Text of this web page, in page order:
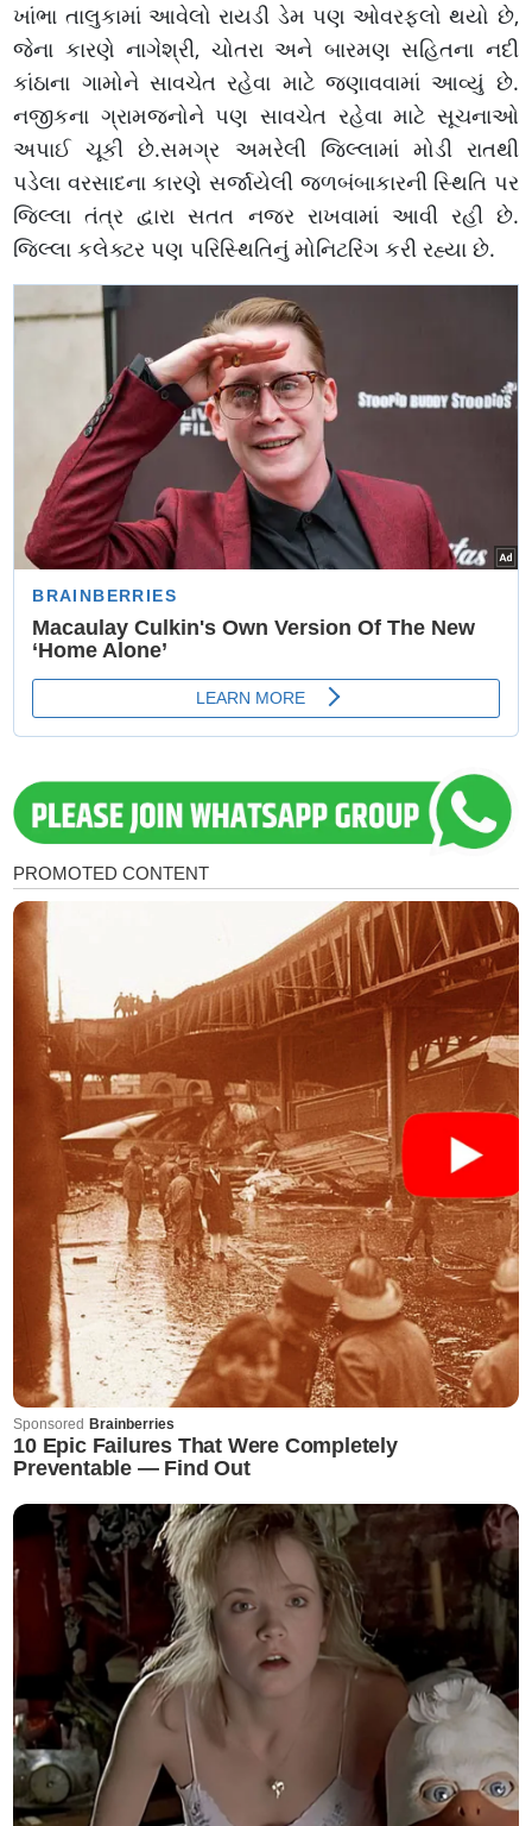
ખાંભા તાલુકામાં આવેલો રાયડી ડેમ પણ ઓવરફ્લો થયો છે,
જેના કારણે નાગેશ્રી, ચોતરા અને બારમણ સહિતના નદી
કાંઠાના ગામોને સાવચેત રહેવા માટે જણાવવામાં આવ્યું છે.
નજીકના ગ્રામજનોને પણ સાવચેત રહેવા માટે સૂચનાઓ
અપાઈ ચૂકી છે.સમગ્ર અમરેલી જિલ્લામાં મોડી રાતથી
પડેલા વરસાદના કારણે સર્જાયેલી જળબંબાકારની સ્થિતિ પર
જિલ્લા તંત્ર દ્વારા સતત નજર રાખવામાં આવી રહી છે.
જિલ્લા કલેક્ટર પણ પરિસ્થિતિનું મોનિટરિંગ કરી રહ્યા છે.